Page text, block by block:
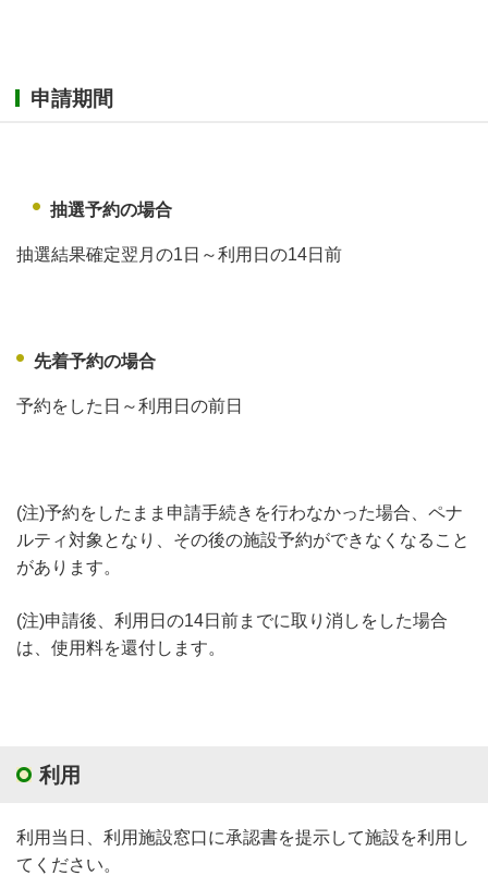
申請期間
抽選予約の場合
抽選結果確定翌月の1日～利用日の14日前
先着予約の場合
予約をした日～利用日の前日
(注)予約をしたまま申請手続きを行わなかった場合、ペナ
ルティ対象となり、その後の施設予約ができなくなること
があります。
(注)申請後、利用日の14日前までに取り消しをした場合
は、使用料を還付します。
利用
利用当日、利用施設窓口に承認書を提示して施設を利用し
てください。